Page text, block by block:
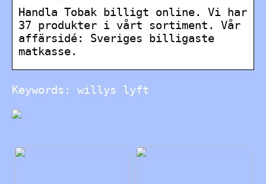
Handla Tobak billigt online. Vi har
37 produkter i vårt sortiment. Vår
affärsidé: Sveriges billigaste
matkasse.
Keywords: willys lyft